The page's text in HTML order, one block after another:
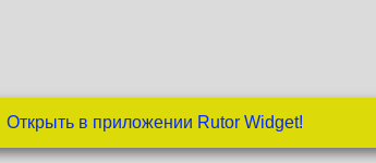
Открыть в приложении Rutor Widget!